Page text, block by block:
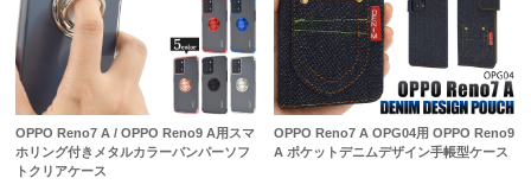
OPPO Reno7 A / OPPO Reno9 A用スマ
ホリング付きメタルカラーバンパーソフ
トクリアケース
OPPO Reno7 A OPG04用 OPPO Reno9
A ポケットデニムデザイン手帳型ケース